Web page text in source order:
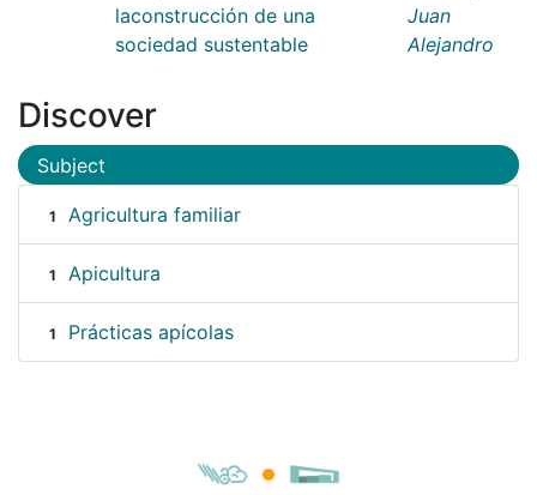
laconstrucción de una
sociedad sustentable
Juan
Alejandro
Discover
Subject
1 Agricultura familiar
1 Apicultura
1 Prácticas apícolas